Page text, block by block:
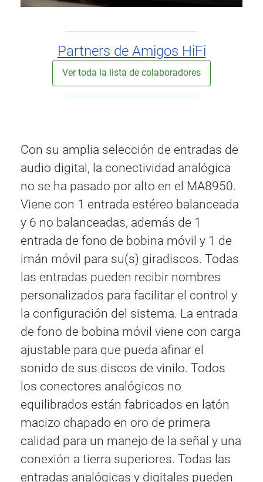
Partners de Amigos HiFi
Ver toda la lista de colaboradores
Con su amplia selección de entradas de
audio digital, la conectividad analógica
no se ha pasado por alto en el MA8950.
Viene con 1 entrada estéreo balanceada
y 6 no balanceadas, además de 1
entrada de fono de bobina móvil y 1 de
imán móvil para su(s) giradiscos. Todas
las entradas pueden recibir nombres
personalizados para facilitar el control y
la configuración del sistema. La entrada
de fono de bobina móvil viene con carga
ajustable para que pueda afinar el
sonido de sus discos de vinilo. Todos
los conectores analógicos no
equilibrados están fabricados en latón
macizo chapado en oro de primera
calidad para un manejo de la señal y una
conexión a tierra superiores. Todas las
entradas analógicas y digitales pueden